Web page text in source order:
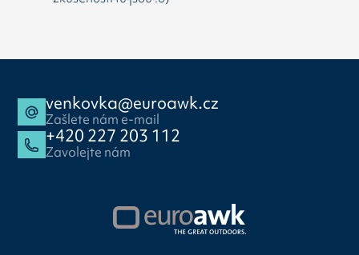
venkovka@euroawk.cz
Zašlete nám e-mail
+420 227 203 112
Zavolejte nám